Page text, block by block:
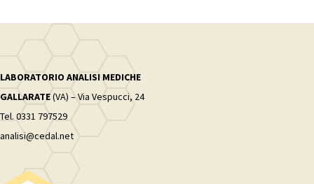
LABORATORIO ANALISI MEDICHE
GALLARATE(VA) – Via Vespucci, 24
Tel. 0331 797529
analisi@cedal.net